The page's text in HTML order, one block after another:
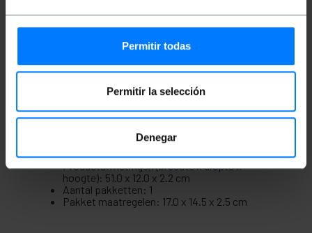
Permitir todas
Permitir la selección
Denegar
op hun pc aansluiten.
Biedt een snelle en stabiele verbinding met
externe apparaten.
Hiermee kunnen gebruikers met externe
bestanden werken
Maten en gewichten
Bruto gewicht: 70 g
Productafmetingen (breedte x diepte x
hoogte): 51.0 x 12.0 x 2.2 cm
Aantal pakketten: 1
Pakket maatregelen: 17.0 x 14.5 x 2.5 cm